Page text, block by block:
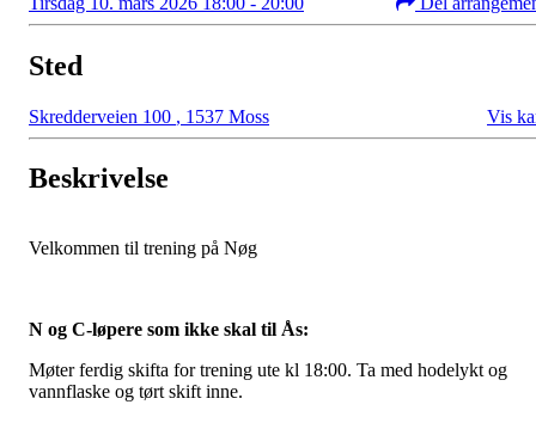
Sted
Skredderveien 100 , 1537 Moss Vis
Beskrivelse
Velkommen til trening på Nøg
N og C-løpere som ikke skal til Ås:
Møter ferdig skifta for trening ute kl 18:00. Ta med hodelykt og
vannflaske og tørt skift inne.